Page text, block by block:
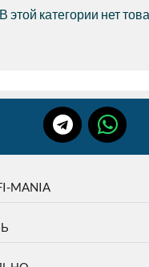
В этой категории нет
MANIA